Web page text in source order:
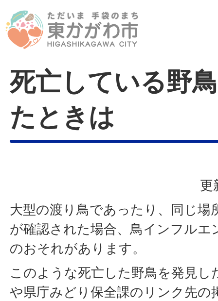
死亡している野
たときは
更
大型の渡り鳥であったり、同じ場
が確認された場合、鳥インフル
のおそれがあります。
このような死亡した野鳥を発見し
や県庁みどり保全課のリンク先の